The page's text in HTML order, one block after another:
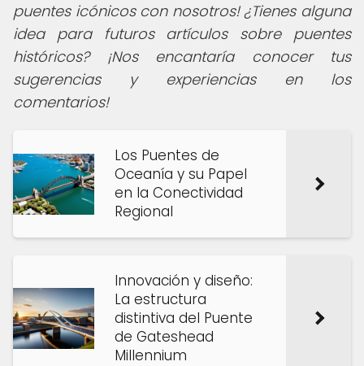
puentes icónicos con nosotros! ¿Tienes alguna
idea para futuros artículos sobre puentes
históricos? ¡Nos encantaría conocer tus
sugerencias y experiencias en los
comentarios!
Los Puentes de
Oceanía y su Papel
en la Conectividad
Regional
Innovación y diseño:
La estructura
distintiva del Puente
de Gateshead
Millennium